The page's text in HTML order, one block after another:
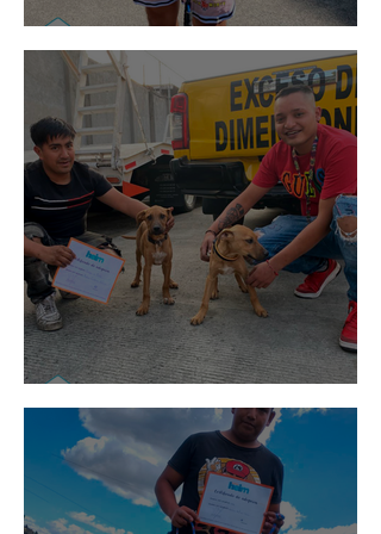
Rosa
Pedro Infante